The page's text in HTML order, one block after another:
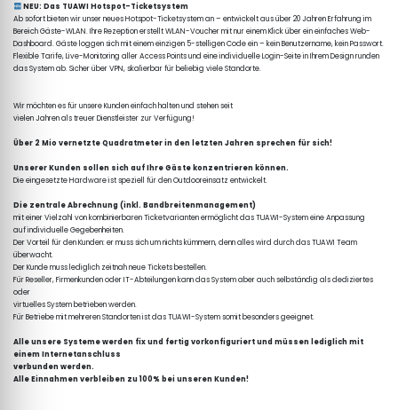
NEU: Das TUAWI Hotspot-Ticketsystem
Ab sofort bieten wir unser neues Hotspot-Ticketsystem an – entwickelt aus über 20 Jahren Erfahrung im
Bereich Gäste-WLAN. Ihre Rezeption erstellt WLAN-Voucher mit nur einem Klick über ein einfaches Web-
Dashboard. Gäste loggen sich mit einem einzigen 5-stelligen Code ein – kein Benutzername, kein Passwort.
Flexible Tarife, Live-Monitoring aller Access Points und eine individuelle Login-Seite in Ihrem Design runden
Wir möchten es für unsere Kunden einfach halten und stehen seit
vielen Jahren als treuer Dienstleister zur Verfügung!
Über 2 Mio vernetzte Quadratmeter in den letzten Jahren sprechen für sich!
Unserer Kunden sollen sich auf Ihre Gäste konzentrieren können.
Die eingesetzte Hardware ist speziell für den Outdooreinsatz entwickelt.
Die zentrale Abrechnung (inkl. Bandbreitenmanagement)
mit einer Vielzahl von kombinierbaren Ticketvarianten ermöglicht das TUAWI-System eine Anpassung
auf individuelle Gegebenheiten.
Der Vorteil für den Kunden: er muss sich um nichts kümmern, denn alles wird durch das TUAWI Team
überwacht.
Der Kunde muss lediglich zeitnah neue Tickets bestellen.
Für Reseller, Firmenkunden oder IT-Abteilungen kann das System aber auch selbständig als dediziertes
oder
virtuelles System betrieben werden.
Für Betriebe mit mehreren Standorten ist das TUAWI-System somit besonders geeignet.
Alle unsere Systeme werden fix und fertig vorkonfiguriert und müssen lediglich mit
einem Internetanschluss
verbunden werden.